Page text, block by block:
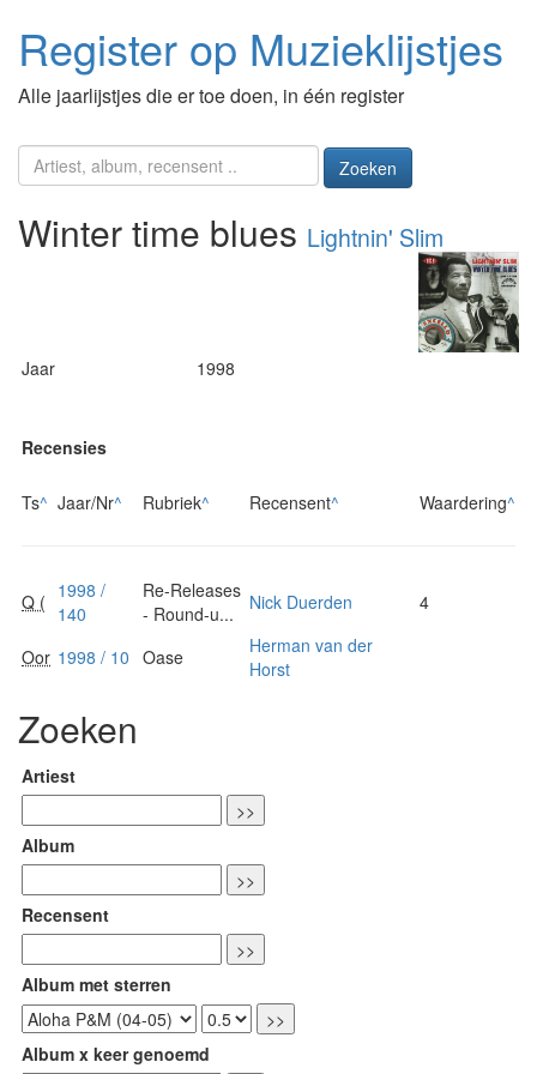
Register op Muzieklijstjes
Alle jaarlijstjes die er toe doen, in één register
Zoeken
Winter time blues Lightnin' Slim
Jaar 1998
Recensies
Ts^ Jaar/Nr^ Rubriek^ Recensent^ Waardering^
Q ( 1998 /
140
Re-Releases
- Round-u...
Nick Duerden 4
Oor 1998 / 10 Oase
Herman van der
Horst
Zoeken
Artiest
Album
Recensent
Album met sterren
Album x keer genoemd